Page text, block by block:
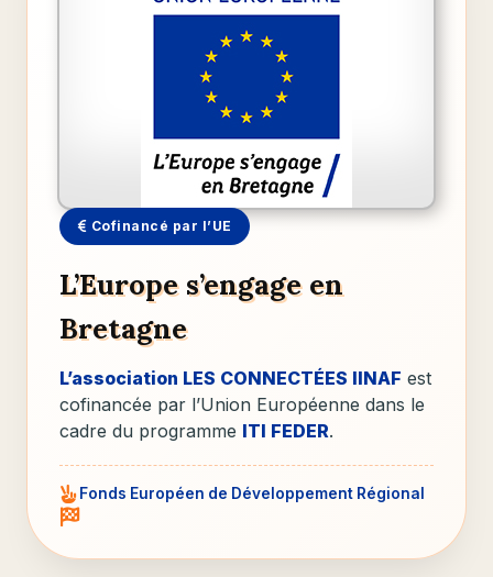
Usages responsables
Comment réduire son empreinte numérique ? Replay
disponible.
Explorer →
Cofinancé par l’UE
L’Europe s’engage en
Bretagne
L’association LES CONNECTÉES IINAF est
cofinancée par l’Union Européenne dans le
cadre du programme ITI FEDER.
Fonds Européen de Développement Régional